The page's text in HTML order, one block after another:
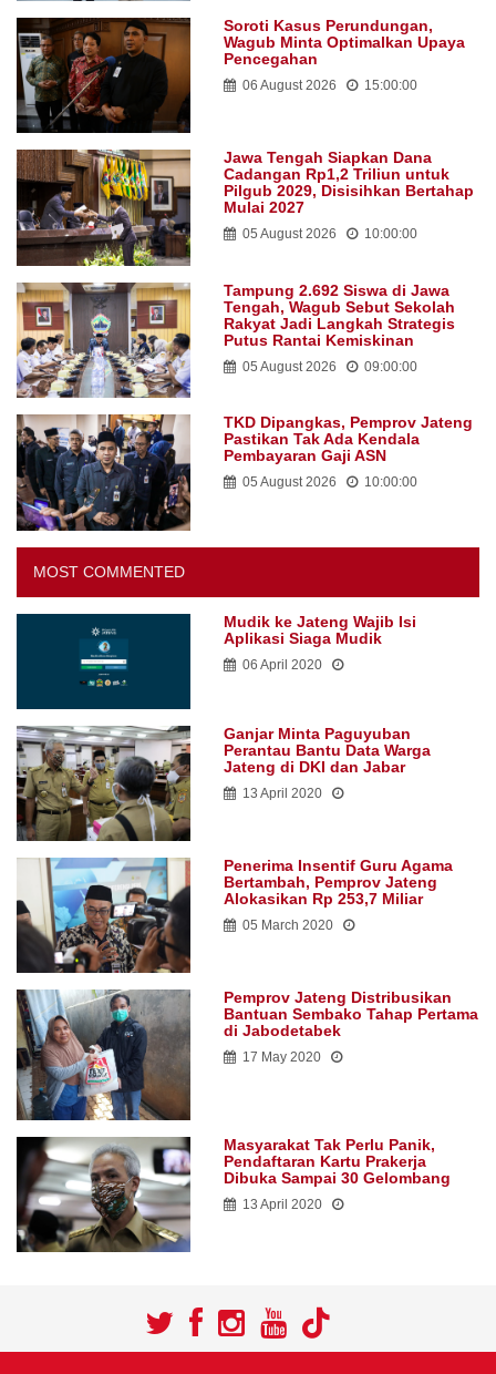
Soroti Kasus Perundungan,
Wagub Minta Optimalkan Upaya
Pencegahan
06 August 2026 15:00:00
Jawa Tengah Siapkan Dana
Cadangan Rp1,2 Triliun untuk
Pilgub 2029, Disisihkan Bertahap
Mulai 2027
05 August 2026 10:00:00
Tampung 2.692 Siswa di Jawa
Tengah, Wagub Sebut Sekolah
Rakyat Jadi Langkah Strategis
Putus Rantai Kemiskinan
05 August 2026 09:00:00
TKD Dipangkas, Pemprov Jateng
Pastikan Tak Ada Kendala
Pembayaran Gaji ASN
05 August 2026 10:00:00
MOST COMMENTED
Mudik ke Jateng Wajib Isi
Aplikasi Siaga Mudik
06 April 2020
Ganjar Minta Paguyuban
Perantau Bantu Data Warga
Jateng di DKI dan Jabar
13 April 2020
Penerima Insentif Guru Agama
Bertambah, Pemprov Jateng
Alokasikan Rp 253,7 Miliar
05 March 2020
Pemprov Jateng Distribusikan
Bantuan Sembako Tahap Pertama
di Jabodetabek
17 May 2020
Masyarakat Tak Perlu Panik,
Pendaftaran Kartu Prakerja
Dibuka Sampai 30 Gelombang
13 April 2020